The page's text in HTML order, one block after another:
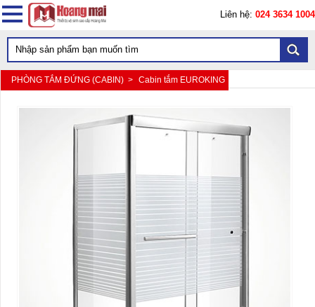
Liên hệ: 024 3634 1004
PHÒNG TẮM ĐỨNG (CABIN) > Cabin tắm EUROKING